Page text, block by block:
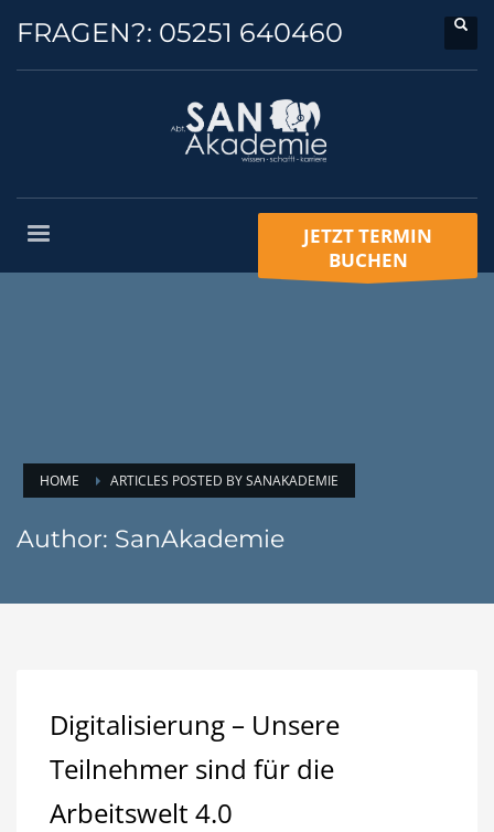
FRAGEN?: 05251 640460
JETZT TERMIN
BUCHEN
HOME ARTICLES POSTED BY SANAKADEMIE
Author: SanAkademie
Digitalisierung – Unsere
Teilnehmer sind für die
Arbeitswelt 4.0